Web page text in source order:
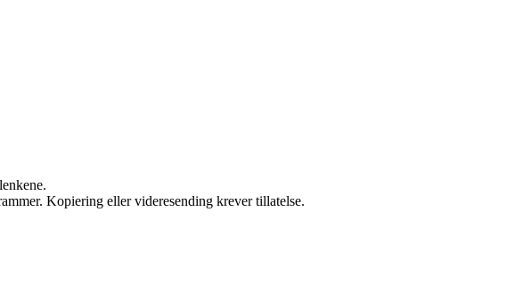
Kopiering eller videresending krever tillatelse.